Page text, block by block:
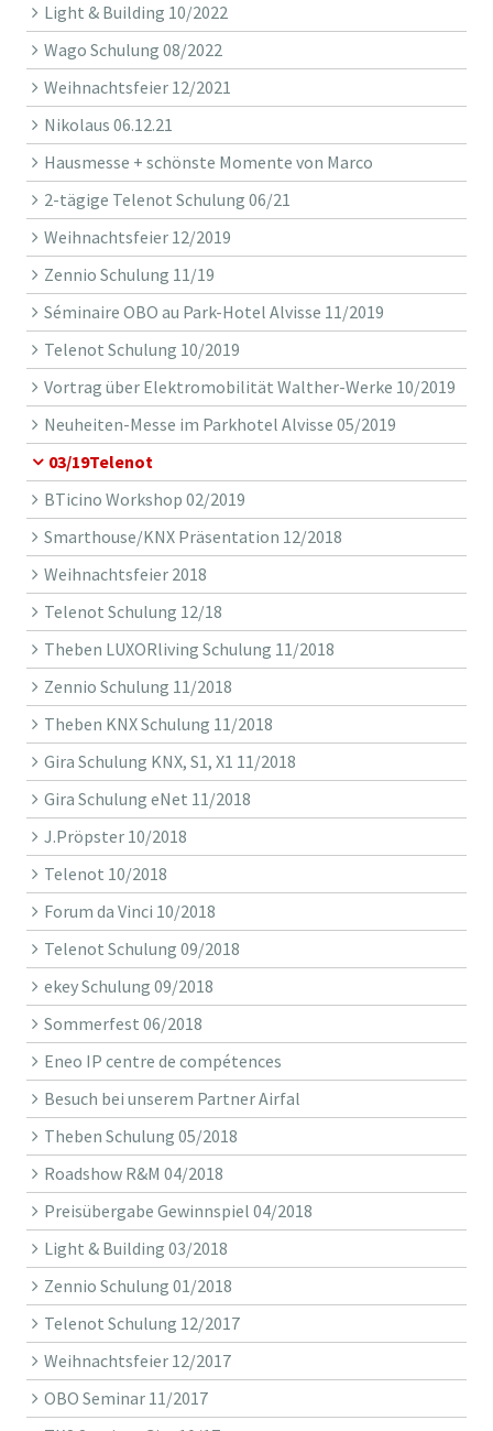
Light & Building 10/2022
Wago Schulung 08/2022
Weihnachtsfeier 12/2021
Nikolaus 06.12.21
Hausmesse + schönste Momente von Marco
2-tägige Telenot Schulung 06/21
Weihnachtsfeier 12/2019
Zennio Schulung 11/19
Séminaire OBO au Park-Hotel Alvisse 11/2019
Telenot Schulung 10/2019
Vortrag über Elektromobilität Walther-Werke 10/2019
Neuheiten-Messe im Parkhotel Alvisse 05/2019
03/19Telenot
BTicino Workshop 02/2019
Smarthouse/KNX Präsentation 12/2018
Weihnachtsfeier 2018
Telenot Schulung 12/18
Theben LUXORliving Schulung 11/2018
Zennio Schulung 11/2018
Theben KNX Schulung 11/2018
Gira Schulung KNX, S1, X1 11/2018
Gira Schulung eNet 11/2018
J.Pröpster 10/2018
Telenot 10/2018
Forum da Vinci 10/2018
Telenot Schulung 09/2018
ekey Schulung 09/2018
Sommerfest 06/2018
Eneo IP centre de compétences
Besuch bei unserem Partner Airfal
Theben Schulung 05/2018
Roadshow R&M 04/2018
Preisübergabe Gewinnspiel 04/2018
Light & Building 03/2018
Zennio Schulung 01/2018
Telenot Schulung 12/2017
Weihnachtsfeier 12/2017
OBO Seminar 11/2017